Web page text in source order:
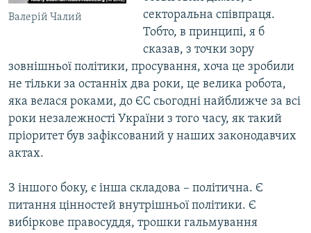
Валерій Чалий
секторальна співпраця.
Тобто, в принципі, я б
сказав, з точки зору
зовнішньої політики, просування, хоча це зробили
не тільки за останніх два роки, це велика робота,
яка велася роками, до ЄС сьогодні найближче за всі
роки незалежності України з того часу, як такий
пріоритет був зафіксований у наших законодавчих
актах.
З іншого боку, є інша складова – політична. Є
питання цінностей внутрішньої політики. Є
вибіркове правосуддя, трошки гальмування